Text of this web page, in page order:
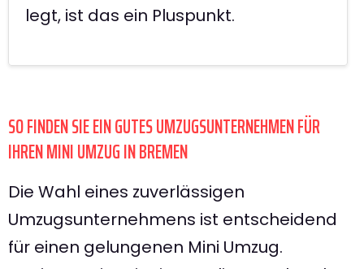
legt, ist das ein Pluspunkt.
SO FINDEN SIE EIN GUTES UMZUGSUNTERNEHMEN FÜR
IHREN MINI UMZUG IN BREMEN
Die Wahl eines zuverlässigen
Umzugsunternehmens ist entscheidend
für einen gelungenen Mini Umzug.